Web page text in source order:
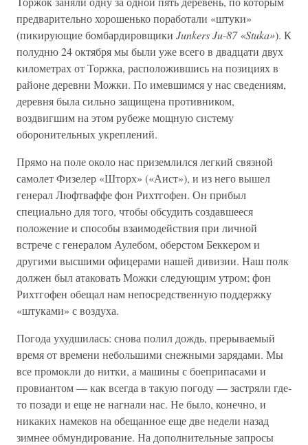
предварительно хорошенько поработали «штуки»
(пикирующие бомбардировщики Junkers Ju-87 «Stuka»). К
полудню 24 октября мы были уже всего в двадцати двух
километрах от Торжка, расположившись на позициях в
районе деревни Можки. По имевшимся у нас сведениям,
деревня была сильно защищена противником,
воздвигшим на этом рубеже мощную систему
оборонительных укреплений.
Прямо на поле около нас приземлился легкий связной
самолет Физелер «Шторх» («Аист»), и из него вышел
генерал Люфтваффе фон Рихтгофен. Он прибыл
специально для того, чтобы обсудить создавшееся
положение и способы взаимодействия при личной
встрече с генералом Аулебом, оберстом Беккером и
другими высшими офицерами нашей дивизии. Наш полк
должен был атаковать Можки следующим утром; фон
Рихтгофен обещал нам непосредственную поддержку
«штуками» с воздуха.
Погода ухудшилась: снова полил дождь, прерываемый
время от времени небольшими снежными зарядами. Мы
все промокли до нитки, а машины с боеприпасами и
провиантом — как всегда в такую погоду — застряли где-
то позади и еще не нагнали нас. Не было, конечно, и
никаких намеков на обещанное еще две недели назад
зимнее обмундирование. На дополнительные запросы